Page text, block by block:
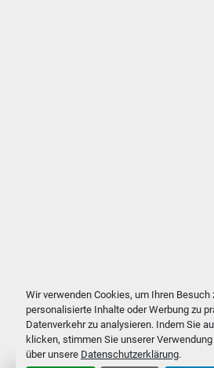
Wir verwenden Cookies, um Ihren Besuch
personalisierte Inhalte oder Werbung zu
Datenverkehr zu analysieren. Indem Sie
klicken, stimmen Sie unserer
über unsere Datenschutzerklärung.